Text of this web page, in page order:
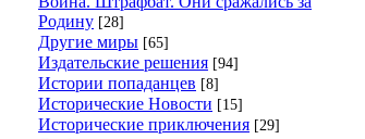
Родину [28]
Другие миры [65]
Издательские решения [94]
Истории попаданцев [8]
Исторические Новости [15]
Исторические приключения [29]